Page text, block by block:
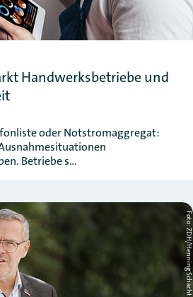
Handwerksbetriebe und
oder Notstromaggregat:
Betriebe s…
Foto: ZDH/Henning Schacht